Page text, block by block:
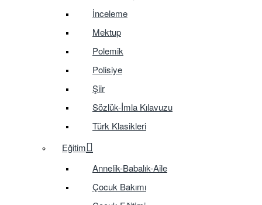
İnceleme
Mektup
Polemik
Polisiye
Şiir
Sözlük-İmla Kılavuzu
Türk Klasikleri
Eğitim
Annelik-Babalık-Aile
Çocuk Bakımı